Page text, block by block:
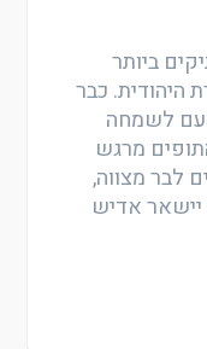
ביותר
היהודית. כבר
לשמחה
מרגש
לבר מצווה,
אדיש